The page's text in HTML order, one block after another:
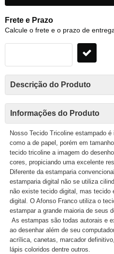
Frete e Prazo
Calcule o frete e o prazo de
Descrição do Produto
Informações do Produto
Nosso Tecido Tricoline estampado
como a de papel, porém em
tecido tricoline a imagem do
cores, propiciando uma excelente
Diferente da estamparia
estamparia digital não se utiliza
não existe tecido digital, mas tecido
digital. O Afonso Franco utiliza o
estampar a grande maioria de seus
As estampas são todas autorais e
ao desenhar além de seu
acrílica, canetas, marcador
lápis coloridos dentre outros.